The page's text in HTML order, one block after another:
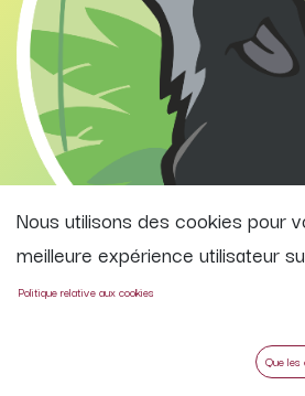
d'enfants de 8 à 12 ans qui
après-midi encadrés par 10
Nous utilisons des cookies pour
meilleure expérience utilisateur
Politique relative aux cookies
Que les